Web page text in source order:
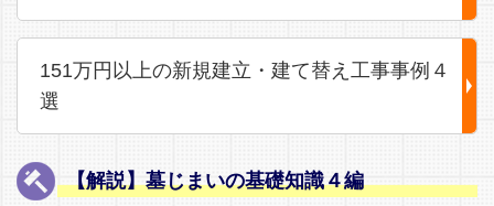
151万円以上の新規建立・建て替え工事事例４
選
【解説】墓じまいの基礎知識４編